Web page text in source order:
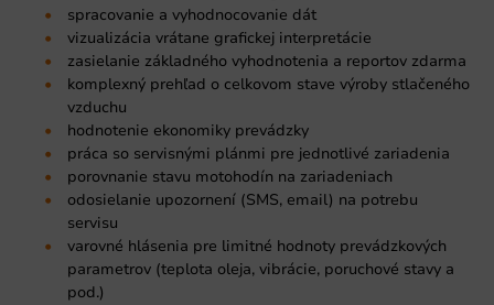
spracovanie a vyhodnocovanie dát
vizualizácia vrátane grafickej interpretácie
zasielanie základného vyhodnotenia a reportov zdarma
komplexný prehľad o celkovom stave výroby stlačeného
vzduchu
hodnotenie ekonomiky prevádzky
práca so servisnými plánmi pre jednotlivé zariadenia
porovnanie stavu motohodín na zariadeniach
odosielanie upozornení (SMS, email) na potrebu
servisu
varovné hlásenia pre limitné hodnoty prevádzkových
parametrov (teplota oleja, vibrácie, poruchové stavy a
pod.)